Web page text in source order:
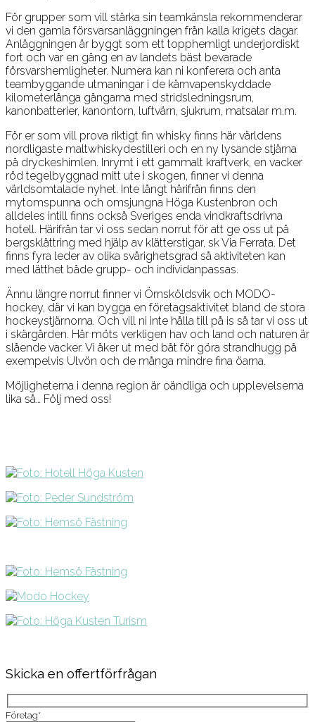
För grupper som vill stärka sin teamkänsla rekommenderar
vi den gamla försvarsanläggningen från kalla krigets dagar.
Anläggningen är byggt som ett topphemligt underjordiskt
fort och var en gång en av landets bäst bevarade
försvarshemligheter. Numera kan ni konferera och anta
teambyggande utmaningar i de kärnvapenskyddade
kilometerlånga gångarna med stridsledningsrum,
kanonbatterier, kanontorn, luftvärn, sjukrum, matsalar m.m.
För er som vill prova riktigt fin whisky finns här världens
nordligaste maltwhiskydestilleri och en ny lysande stjärna
på dryckeshimlen. Inrymt i ett gammalt kraftverk, en vacker
röd tegelbyggnad mitt ute i skogen, finner vi denna
världsomtalade nyhet. Inte långt härifrån finns den
mytomspunna och omsjungna Höga Kustenbron och
alldeles intill finns också Sveriges enda vindkraftsdrivna
hotell. Härifrån tar vi oss sedan norrut för att ge oss ut på
bergsklättring med hjälp av klätterstigar, sk Via Ferrata. Det
finns fyra leder av olika svårighetsgrad så aktiviteten kan
med lätthet både grupp- och individanpassas.
Ännu längre norrut finner vi Örnsköldsvik och MODO-
hockey, där vi kan bygga en företagsaktivitet bland de stora
hockeystjärnorna. Och vill ni inte hålla till på is så tar vi oss ut
i skärgården. Här möts verkligen hav och land och naturen är
slående vacker. Vi åker ut med båt för göra strandhugg på
exempelvis Ulvön och de många mindre fina öarna.
Möjligheterna i denna region är oändliga och upplevelserna
lika så… Följ med oss!
Skicka en offertförfrågan
Företag*